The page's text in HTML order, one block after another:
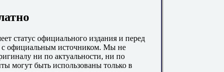
статус официального издания и перед
с официальным источником. Мы не
ни по актуальности, ни по
могут быть использованы только в